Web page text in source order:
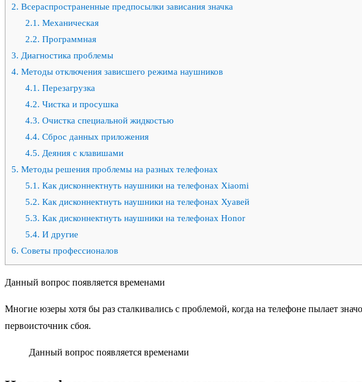
2. Всераспространенные предпосылки зависания значка
2.1. Механическая
2.2. Программная
3. Диагностика проблемы
4. Методы отключения зависшего режима наушников
4.1. Перезагрузка
4.2. Чистка и просушка
4.3. Очистка специальной жидкостью
4.4. Сброс данных приложения
4.5. Деяния с клавишами
5. Методы решения проблемы на разных телефонах
5.1. Как дисконнектнуть наушники на телефонах Xiaomi
5.2. Как дисконнектнуть наушники на телефонах Хуавей
5.3. Как дисконнектнуть наушники на телефонах Honor
5.4. И другие
6. Советы профессионалов
Данный вопрос появляется временами
Многие юзеры хотя бы раз сталкивались с проблемой, когда на телефоне пылает
первоисточник сбоя.
Данный вопрос появляется временами